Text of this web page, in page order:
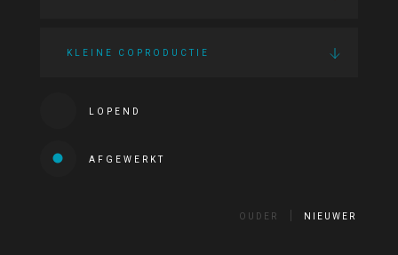
KLEINE COPRODUCTIE
LOPEND
AFGEWERKT
OUDER NIEUWER